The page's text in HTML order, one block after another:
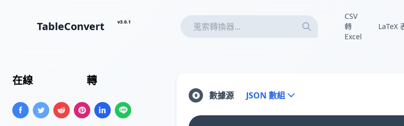
TableConvert v3.0.1
CSV
轉
Excel
LaTeX
在線 轉
數據源 JSON 數組